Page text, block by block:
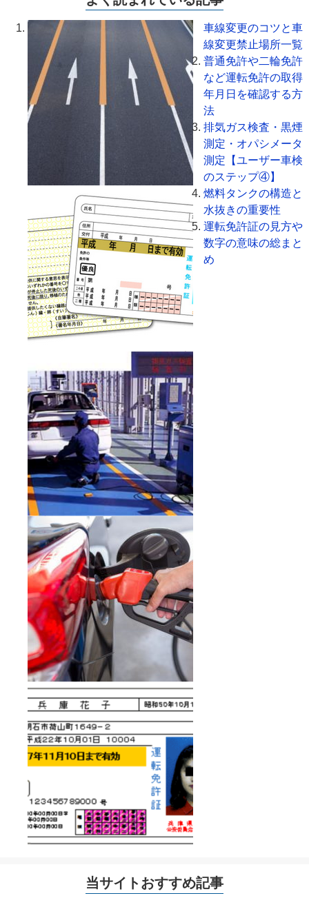
車線変更のコツと車
線変更禁止場所一覧
普通免許や二輪免許
など運転免許の取得
年月日を確認する方
法
排気ガス検査・黒煙
測定・オパシメータ
測定【ユーザー車検
のステップ④】
燃料タンクの構造と
水抜きの重要性
運転免許証の見方や
数字の意味の総まと
め
当サイトおすすめ記事